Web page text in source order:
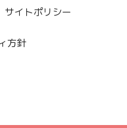
サイトポリシー
方針